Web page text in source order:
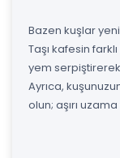
Bazen kuşlar
Taşı kafesin
yem
Ayrıca,
olun; aşırı